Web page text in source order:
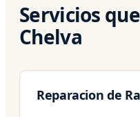
Servicios
Chelva
Reparacion de